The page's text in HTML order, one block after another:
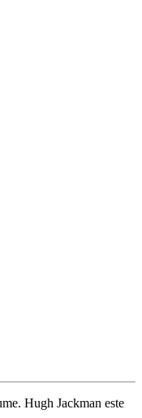
Hugh Jackman este